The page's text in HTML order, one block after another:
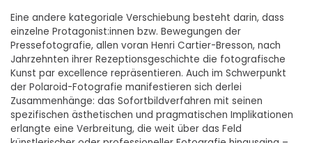
Eine andere kategoriale Verschiebung besteht darin, dass
einzelne Protagonist:innen bzw. Bewegungen der
Pressefotografie, allen voran Henri Cartier-Bresson, nach
Jahrzehnten ihrer Rezeptionsgeschichte die fotografische
Kunst par excellence repräsentieren. Auch im Schwerpunkt
der Polaroid-Fotografie manifestieren sich derlei
Zusammenhänge: das Sofortbildverfahren mit seinen
spezifischen ästhetischen und pragmatischen Implikationen
erlangte eine Verbreitung, die weit über das Feld